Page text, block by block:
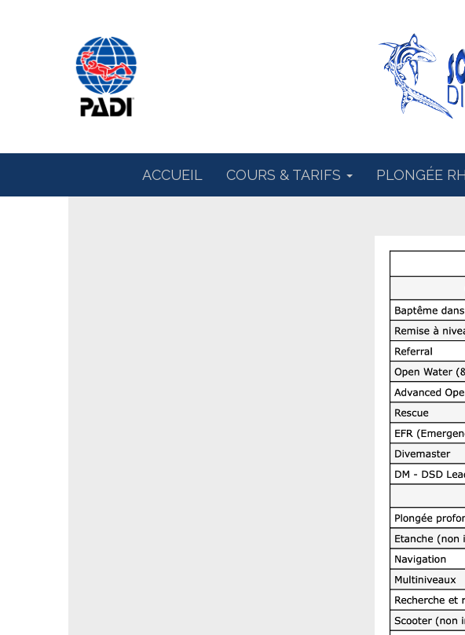
ACCUEIL COURS & TARIFS PLONGÉE